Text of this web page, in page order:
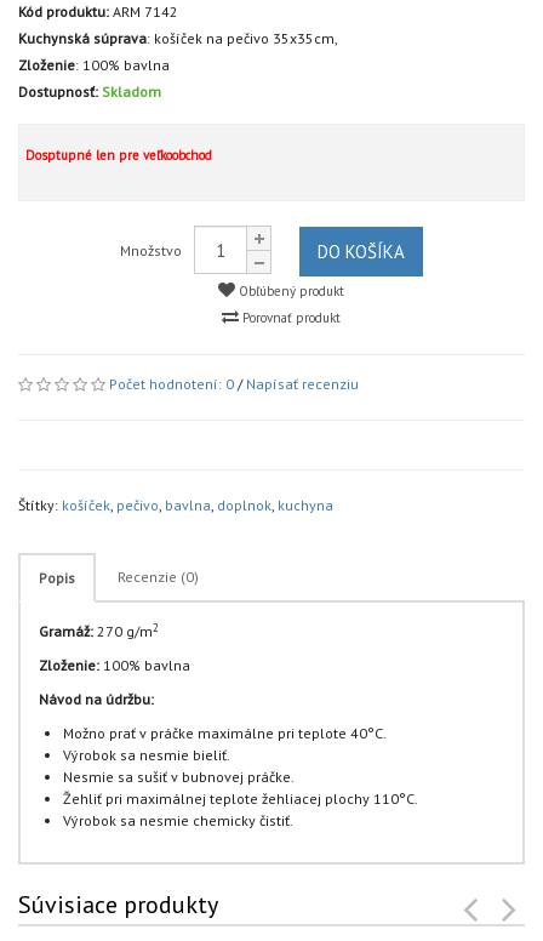
Kód produktu: ARM 7142
Kuchynská súprava: košíček na pečivo 35x35cm,
Zloženie: 100% bavlna
Dostupnosť: Skladom
Dosptupné len pre veľkoobchod
Množstvo DO KOŠÍKA
Obľúbený produkt
Porovnať produkt
Počet hodnotení: 0 / Napísať recenziu
Štítky: košíček, pečivo, bavlna, doplnok, kuchyna
Popis Recenzie (0)
Gramáž: 270 g/m2
Zloženie: 100% bavlna
Návod na údržbu:
Možno prať v práčke maximálne pri teplote 40°C.
Výrobok sa nesmie bieliť.
Nesmie sa sušiť v bubnovej práčke.
Žehliť pri maximálnej teplote žehliacej plochy 110°C.
Výrobok sa nesmie chemicky čistiť.
Súvisiace produkty